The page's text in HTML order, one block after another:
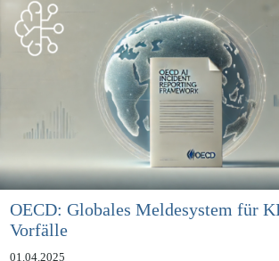
OECD: Globales Meldesystem für KI-
Vorfälle